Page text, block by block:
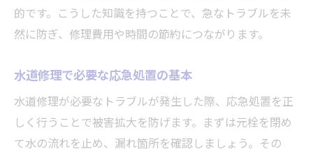
的です。こうした知識を持つことで、急なトラブルを未
然に防ぎ、修理費用や時間の節約につながります。
水道修理で必要な応急処置の基本
水道修理が必要なトラブルが発生した際、応急処置を正
しく行うことで被害拡大を防げます。まずは元栓を閉め
て水の流れを止め、漏れ箇所を確認しましょう。その